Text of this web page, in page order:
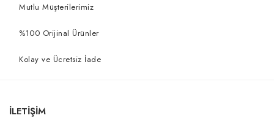
Mutlu Müşterilerimiz
%100 Orijinal Ürünler
Kolay ve Ücretsiz İade
İLETİŞİM